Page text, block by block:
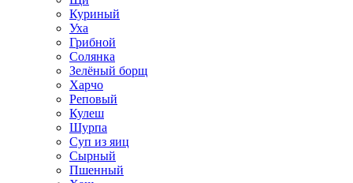
Куриный
Уха
Грибной
Солянка
Зелёный борщ
Харчо
Реповый
Кулеш
Шурпа
Суп из яиц
Сырный
Пшенный